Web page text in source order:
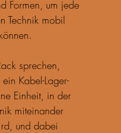
Formen, um jede
Technik mobil
sprechen,
Kabel-Lager-
Einheit, in der
miteinander
und dabei